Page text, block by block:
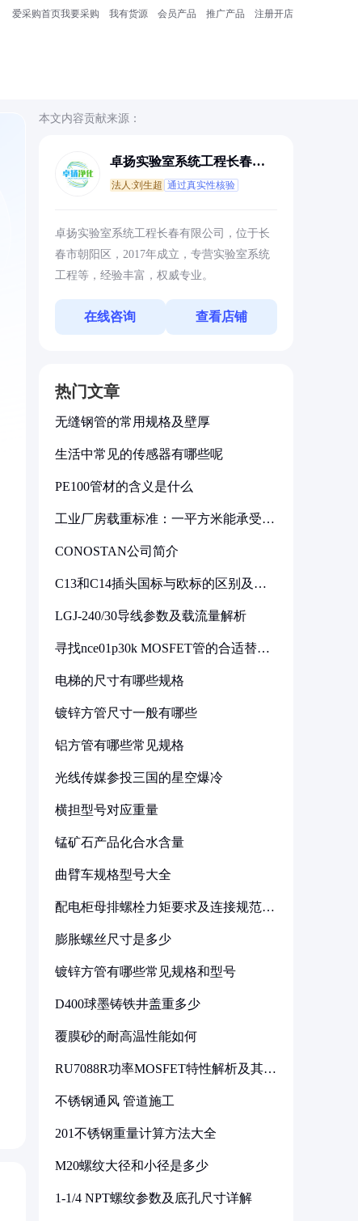
爱采购首页我要采购 我有货源 会员产品 推广产品 注册开店
本文内容贡献来源：
卓扬实验室系统工程长春有
法人:刘生超 通过真实性核验
卓扬实验室系统工程长春有限公司，位于长
春市朝阳区，2017年成立，专营实验室系统
工程等，经验丰富，权威专业。
在线咨询 查看店铺
热门文章
无缝钢管的常用规格及壁厚
生活中常见的传感器有哪些呢
PE100管材的含义是什么
工业厂房载重标准：一平方米能承受多
CONOSTAN公司简介
C13和C14插头国标与欧标的区别及其
LGJ-240/30导线参数及载流量解析
寻找nce01p30k MOSFET管的合适替代
电梯的尺寸有哪些规格
镀锌方管尺寸一般有哪些
铝方管有哪些常见规格
光线传媒参投三国的星空爆冷
横担型号对应重量
锰矿石产品化合水含量
曲臂车规格型号大全
配电柜母排螺栓力矩要求及连接规范详
膨胀螺丝尺寸是多少
镀锌方管有哪些常见规格和型号
D400球墨铸铁井盖重多少
覆膜砂的耐高温性能如何
RU7088R功率MOSFET特性解析及其在
不锈钢通风 管道施工
201不锈钢重量计算方法大全
M20螺纹大径和小径是多少
1-1/4 NPT螺纹参数及底孔尺寸详解